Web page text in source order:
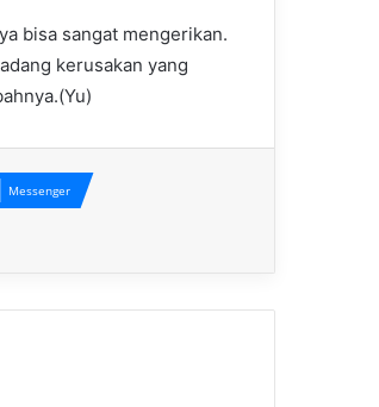
bisa sangat mengerikan.
kerusakan yang
Messenger